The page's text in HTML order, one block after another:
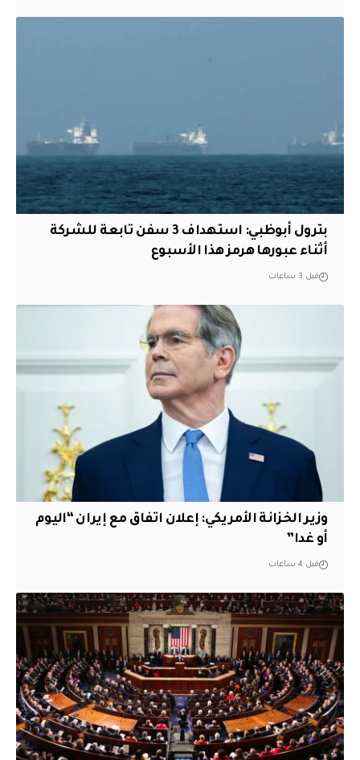
بترول أبوظبي: استهداف 3 سفن تابعة للشركة
أثناء عبورها هرمز هذا الأسبوع
قبل 3 ساعات
وزير الخزانة الأمريكي: إعلان اتفاق مع إيران “اليوم
أو غدا”
قبل 4 ساعات